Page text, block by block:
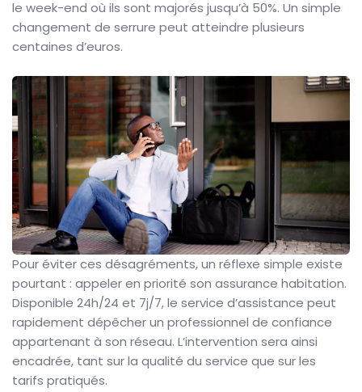
le week-end où ils sont majorés jusqu’à 50%. Un simple
changement de serrure peut atteindre plusieurs
centaines d’euros.
Pour éviter ces désagréments, un réflexe simple existe
pourtant : appeler en priorité son assurance habitation.
Disponible 24h/24 et 7j/7, le service d’assistance peut
rapidement dépêcher un professionnel de confiance
appartenant à son réseau. L’intervention sera ainsi
encadrée, tant sur la qualité du service que sur les
tarifs pratiqués.